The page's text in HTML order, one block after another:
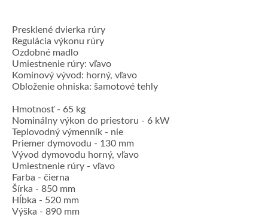
Presklené dvierka rúry
Regulácia výkonu rúry
Ozdobné madlo
Umiestnenie rúry: vľavo
Komínový vývod: horný, vľavo
Obloženie ohniska: šamotové tehly
Hmotnosť - 65 kg
Nominálny výkon do priestoru - 6 kW
Teplovodný výmenník - nie
Priemer dymovodu - 130 mm
Vývod dymovodu horný, vľavo
Umiestnenie rúry - vľavo
Farba - čierna
Šírka - 850 mm
Hĺbka - 520 mm
Výška - 890 mm